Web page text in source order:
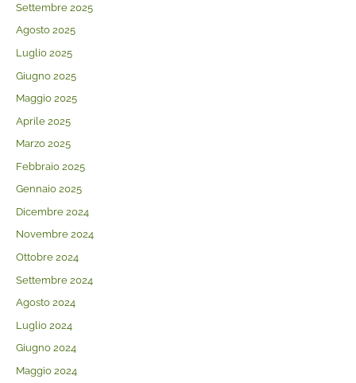
Settembre 2025
Agosto 2025
Luglio 2025
Giugno 2025
Maggio 2025
Aprile 2025
Marzo 2025
Febbraio 2025
Gennaio 2025
Dicembre 2024
Novembre 2024
Ottobre 2024
Settembre 2024
Agosto 2024
Luglio 2024
Giugno 2024
Maggio 2024